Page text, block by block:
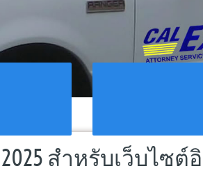
สำหรับเว็บไซ